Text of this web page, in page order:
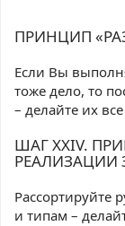
ПРИНЦИП
Если Вы
тоже дело, то
– делайте их все
ШАГ ХХIV.
РЕАЛИЗАЦИИ
Рассортируйте
и типам –